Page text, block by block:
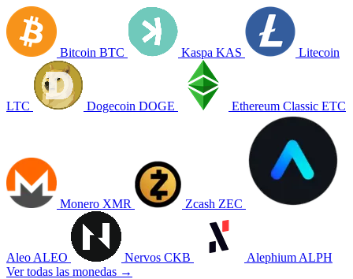
Bitcoin BTC Kaspa KAS Litecoin
LTC Dogecoin DOGE Ethereum Classic ETC
Monero XMR Zcash ZEC
Aleo ALEO Nervos CKB Alephium ALPH
Ver todas las monedas →